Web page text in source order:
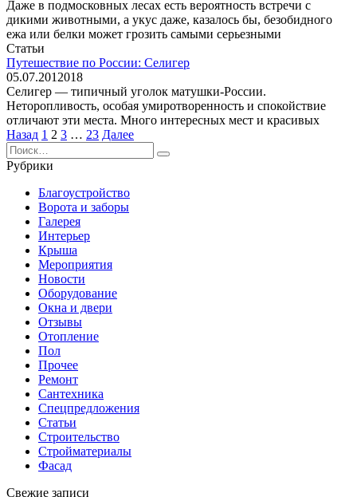
Даже в подмосковных лесах есть вероятность встречи с
дикими животными, а укус даже, казалось бы, безобидного
ежа или белки может грозить самыми серьезными
Статьи
Путешествие по России: Селигер
05.07.2012018
Селигер — типичный уголок матушки-России.
Неторопливость, особая умиротворенность и спокойствие
отличают эти места. Много интересных мест и красивых
Пагинация
записей
Назад 1 2 3 … 23 Далее
Search
for:
Рубрики
Благоустройство
Ворота и заборы
Галерея
Интерьер
Крыша
Мероприятия
Новости
Оборудование
Окна и двери
Отзывы
Отопление
Пол
Прочее
Ремонт
Сантехника
Спецпредложения
Статьи
Строительство
Стройматериалы
Фасад
Свежие записи